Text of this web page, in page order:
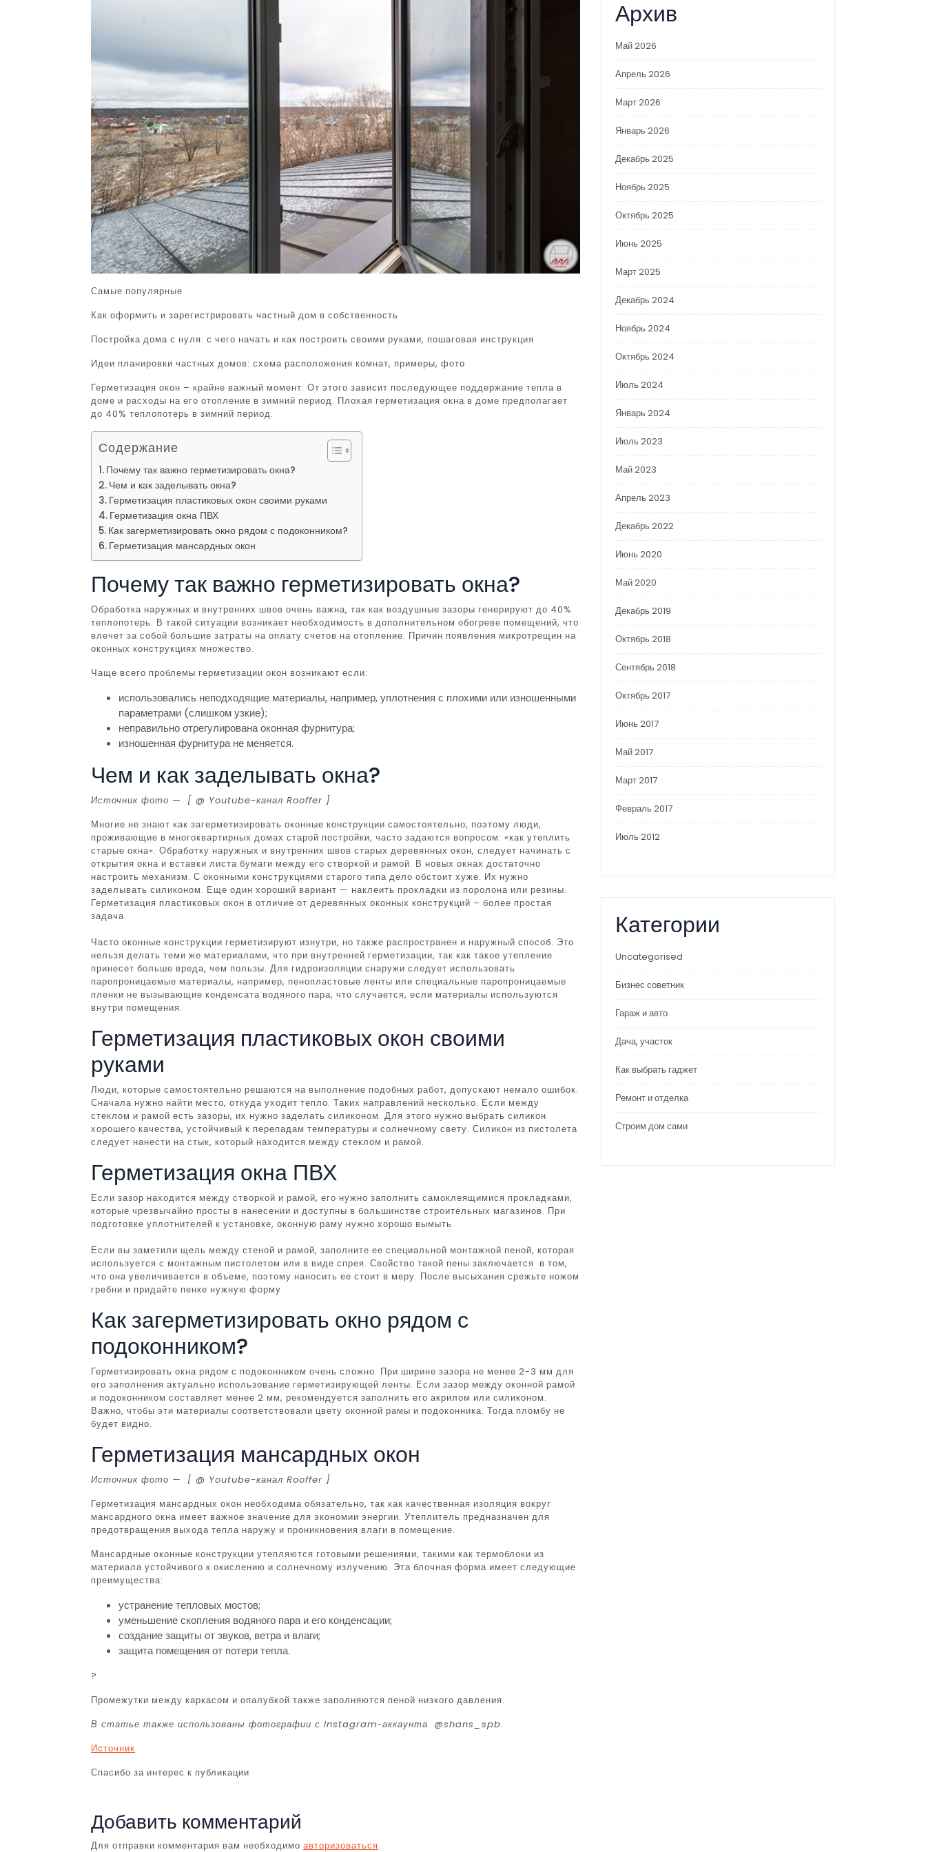
Самые популярные
Как оформить и зарегистрировать частный дом в собственность
Постройка дома с нуля: с чего начать и как построить своими руками, пошаговая инструкция
Идеи планировки частных домов: схема расположения комнат, примеры, фото
Герметизация окон – крайне важный момент. От этого зависит последующее поддержание тепла в
доме и расходы на его отопление в зимний период. Плохая герметизация окна в доме предполагает
до 40% теплопотерь в зимний период.
Содержание
Почему так важно герметизировать окна?
Чем и как заделывать окна?
Герметизация пластиковых окон своими руками
Герметизация окна ПВХ
Как загерметизировать окно рядом с подоконником?
Герметизация мансардных окон
Почему так важно герметизировать окна?
Обработка наружных и внутренних швов очень важна, так как воздушные зазоры генерируют до 40%
теплопотерь. В такой ситуации возникает необходимость в дополнительном обогреве помещений, что
влечет за собой большие затраты на оплату счетов на отопление. Причин появления микротрещин на
оконных конструкциях множество.
Чаще всего проблемы герметизации окон возникают если:
использовались неподходящие материалы, например, уплотнения с плохими или изношенными
параметрами (слишком узкие);
неправильно отрегулирована оконная фурнитура;
изношенная фурнитура не меняется.
Чем и как заделывать окна?
Источник фото —
[ @ Youtube-канал Rooffer ]
Многие не знают как загерметизировать оконные конструкции самостоятельно, поэтому люди,
проживающие в многоквартирных домах старой постройки, часто задаются вопросом: «как утеплить
старые окна». Обработку наружных и внутренних швов старых деревянных окон, следует начинать с
открытия окна и вставки листа бумаги между его створкой и рамой. В новых окнах достаточно
настроить механизм. С оконными конструкциями старого типа дело обстоит хуже. Их нужно
заделывать силиконом. Еще один хороший вариант — наклеить прокладки из поролона или резины.
Герметизация пластиковых окон в отличие от деревянных оконных конструкций – более простая
задача.
Часто оконные конструкции герметизируют изнутри, но также распространен и наружный способ. Это
нельзя делать теми же материалами, что при внутренней герметизации, так как такое утепление
принесет больше вреда, чем пользы. Для гидроизоляции снаружи следует использовать
паропроницаемые материалы, например, пенопластовые ленты или специальные паропроницаемые
пленки не вызывающие конденсата водяного пара, что случается, если материалы используются
внутри помещения.
Герметизация пластиковых окон своими
руками
Люди, которые самостоятельно решаются на выполнение подобных работ, допускают немало ошибок.
Сначала нужно найти место, откуда уходит тепло. Таких направлений несколько. Если между
стеклом и рамой есть зазоры, их нужно заделать силиконом. Для этого нужно выбрать силикон
хорошего качества, устойчивый к перепадам температуры и солнечному свету. Силикон из пистолета
следует нанести на стык, который находится между стеклом и рамой.
Герметизация окна ПВХ
Если зазор находится между створкой и рамой, его нужно заполнить самоклеящимися прокладками,
которые чрезвычайно просты в нанесении и доступны в большинстве строительных магазинов. При
подготовке уплотнителей к установке, оконную раму нужно хорошо вымыть.
Если вы заметили щель между стеной и рамой, заполните ее специальной монтажной пеной, которая
используется с монтажным пистолетом или в виде спрея. Свойство такой пены заключается в том,
что она увеличивается в объеме, поэтому наносить ее стоит в меру. После высыхания срежьте ножом
гребни и придайте пенке нужную форму.
Как загерметизировать окно рядом с
подоконником?
Герметизировать окна рядом с подоконником очень сложно. При ширине зазора не менее 2-3 мм для
его заполнения актуально использование герметизирующей ленты. Если зазор между оконной рамой
и подоконником составляет менее 2 мм, рекомендуется заполнить его акрилом или силиконом.
Важно, чтобы эти материалы соответствовали цвету оконной рамы и подоконника. Тогда пломбу не
будет видно.
Герметизация мансардных окон
Источник фото —
[ @ Youtube-канал Rooffer ]
Герметизация мансардных окон необходима обязательно, так как качественная изоляция вокруг
мансардного окна имеет важное значение для экономии энергии. Утеплитель предназначен для
предотвращения выхода тепла наружу и проникновения влаги в помещение.
Мансардные оконные конструкции утепляются готовыми решениями, такими как термоблоки из
материала устойчивого к окислению и солнечному излучению. Эта блочная форма имеет следующие
преимущества:
устранение тепловых мостов;
уменьшение скопления водяного пара и его конденсации;
создание защиты от звуков, ветра и влаги;
защита помещения от потери тепла.
?
Промежутки между каркасом и опалубкой также заполняются пеной низкого давления.
В статье также использованы фотографии с Instagram-аккаунта @shans_spb.
Источник
Спасибо за интерес к публикации
Добавить комментарий
Для отправки комментария вам необходимо авторизоваться.
Архив
Май 2026
Апрель 2026
Март 2026
Январь 2026
Декабрь 2025
Ноябрь 2025
Октябрь 2025
Июнь 2025
Март 2025
Декабрь 2024
Ноябрь 2024
Октябрь 2024
Июль 2024
Январь 2024
Июль 2023
Май 2023
Апрель 2023
Декабрь 2022
Июнь 2020
Май 2020
Декабрь 2019
Октябрь 2018
Сентябрь 2018
Октябрь 2017
Июнь 2017
Май 2017
Март 2017
Февраль 2017
Июль 2012
Категории
Uncategorised
Бизнес советник
Гараж и авто
Дача, участок
Как выбрать гаджет
Ремонт и отделка
Строим дом сами